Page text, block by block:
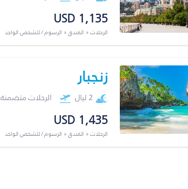
USD 1,135
الرحلات + الفندق + الرسوم / للشخص الواحد
زنجبار
2 ليال الرحلات متضمنة
USD 1,435
الرحلات + الفندق + الرسوم / للشخص الواحد